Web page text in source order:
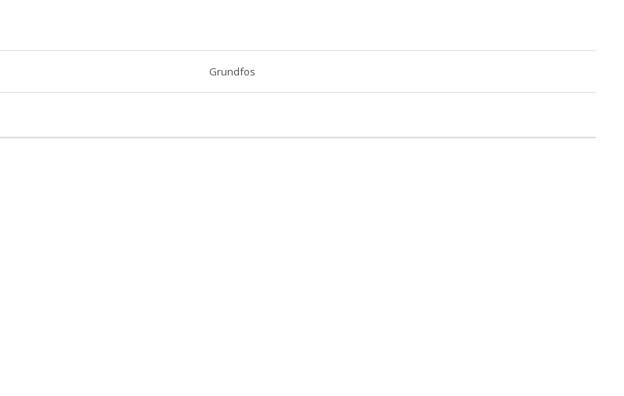
Grundfos